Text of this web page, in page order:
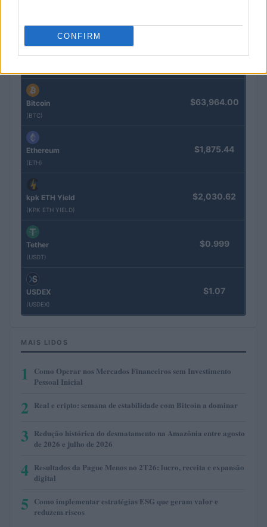
CONFIRM
SyBTC $85,763.00
Bitcoin
(BTC)
$63,964.00
Ethereum
(ETH)
$1,875.44
kpk ETH Yield
(KPK ETH YIELD)
$2,030.62
Tether
(USDT)
$0.999
USDEX
(USDEX)
$1.07
MAIS LIDOS
1
Como Operar nos Mercados Financeiros sem Investimento
Pessoal Inicial
2 Real e cripto: semana de estabilidade com Bitcoin a dominar
3 Redução histórica do desmatamento na Amazônia entre agosto
de 2026 e julho de 2026
4 Resultados da Pague Menos no 2T26: lucro, receita e expansão
digital
5 Como implementar estratégias ESG que geram valor e
reduzem riscos